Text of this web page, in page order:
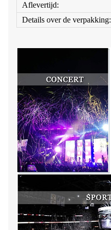
Aflevertijd:
Details over de verpakking: